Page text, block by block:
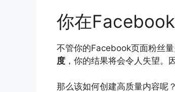
你在
不管你的Facebook页面粉丝
度 ，你的结果将会令人失望。
那么该如何创建高质量内容呢？